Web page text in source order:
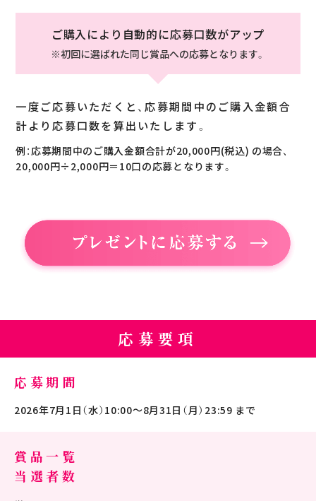
ご購入により自動的に応募口数がアップ
※初回に選ばれた同じ賞品への応募となります。
一度ご応募いただくと、応募期間中の ご購入金額合
計より応募口数を算出いたします。
例：応募期間中のご購入金額合計が20,000円(税込) の場合、
20,000円÷2,000円＝10口の応募となります。
応募要項
応募期間
2026年7月1日（水）10:00～8月31日（月）23:59 まで
賞品一覧
当選者数